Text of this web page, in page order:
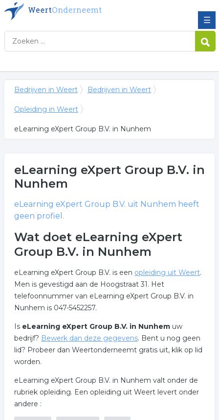
☰
Bedrijven in Weert Bedrijven in Weert
Opleiding in Weert
eLearning eXpert Group B.V. in Nunhem
eLearning eXpert Group B.V. in
Nunhem
eLearning eXpert Group B.V. uit Nunhem heeft
geen profiel.
Wat doet eLearning eXpert
Group B.V. in Nunhem
eLearning eXpert Group B.V. is een opleiding uit Weert.
Men is gevestigd aan de Hoogstraat 31. Het
telefoonnummer van eLearning eXpert Group B.V. in
Nunhem is 047-5452257.
Is eLearning eXpert Group B.V. in Nunhem uw
bedrijf? Bewerk dan deze gegevens. Bent u nog geen
lid? Probeer dan Weertonderneemt gratis uit, klik op lid
worden.
eLearning eXpert Group B.V. in Nunhem valt onder de
rubriek opleiding. Een opleiding uit Weert levert onder
andere :